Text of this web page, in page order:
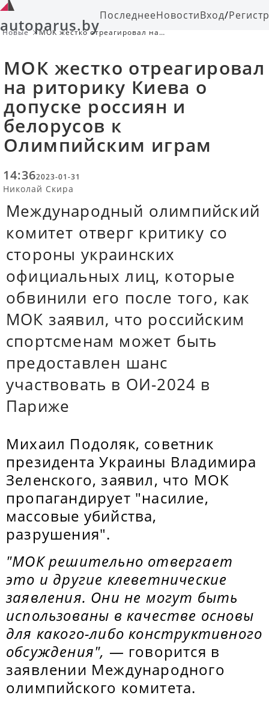
autoparus.byПоследнееНовостиВход/
Новые
МОК жестко отреагировал на
МОК жестко отреагировал
на риторику Киева о
допуске россиян и
белорусов к
Олимпийским играм
14:362023-01-31
Николай Скира
Международный олимпийский
комитет отверг критику со
стороны украинских
официальных лиц, которые
обвинили его после того, как
МОК заявил, что российским
спортсменам может быть
предоставлен шанс
участвовать в ОИ-2024 в
Париже
Михаил Подоляк, советник
президента Украины Владимира
Зеленского, заявил, что МОК
пропагандирует "насилие,
массовые убийства,
разрушения".
"МОК решительно отвергает
это и другие клеветнические
заявления. Они не могут быть
использованы в качестве основы
для какого-либо конструктивного
обсуждения", — говорится в
заявлении Международного
олимпийского комитета.